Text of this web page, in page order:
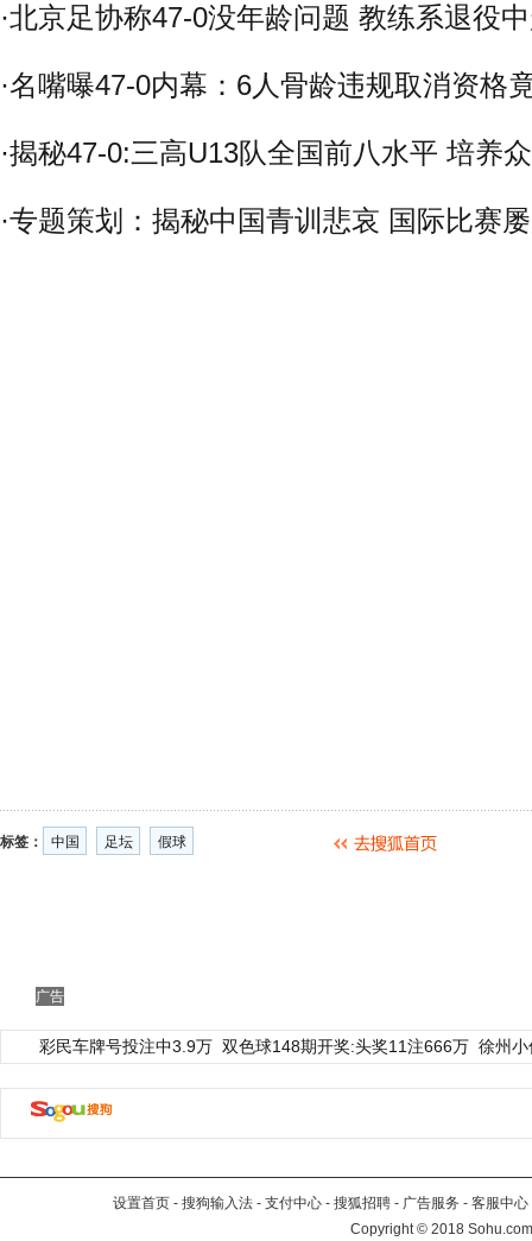
·北京足协称47-0没年龄问题 教练系退役
·名嘴曝47-0内幕：6人骨龄违规取消资格
·揭秘47-0:三高U13队全国前八水平 培养
·专题策划：揭秘中国青训悲哀 国际比赛
标签： 中国 足坛 假球
广告
彩民车牌号投注中3.9万 双色球148期开奖:头奖11注666万 徐州
设置首页 - 搜狗输入法 - 支付中心 - 搜狐招聘 - 广告服务 - 客服中心
Copyright©2018